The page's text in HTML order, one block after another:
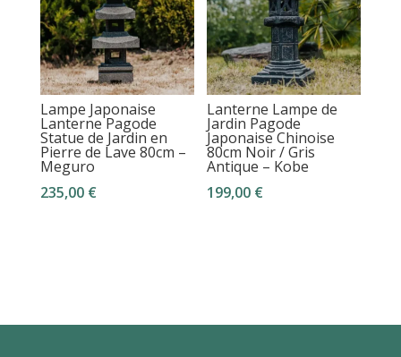
Lampe Japonaise
Lanterne Pagode
Statue de Jardin en
Pierre de Lave 80cm –
Meguro
235,00 €
Lanterne Lampe de
Jardin Pagode
Japonaise Chinoise
80cm Noir / Gris
Antique – Kobe
199,00 €